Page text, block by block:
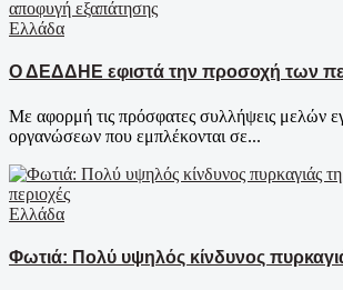
Ελλάδα
Ο ΔΕΔΔΗΕ εφιστά την προσοχή των
Με αφορμή τις πρόσφατες συλλήψεις μελών
οργανώσεων που εμπλέκονται σε...
Ελλάδα
Φωτιά: Πολύ υψηλός κίνδυνος